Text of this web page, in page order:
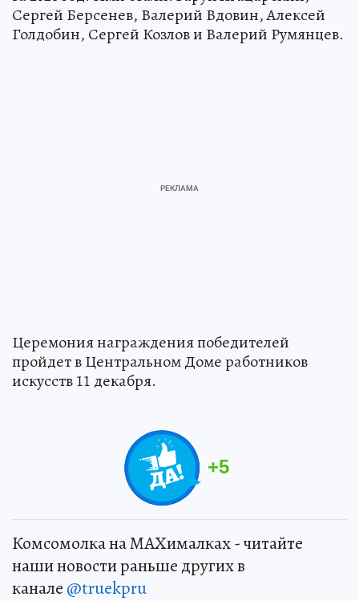
Сергей Берсенев, Валерий Вдовин, Алексей
Голдобин, Сергей Козлов и Валерий Румянцев.
Церемония награждения победителей
пройдет в Центральном Доме работников
искусств 11 декабря.
+5
Комсомолка на MAXималках - читайте
наши новости раньше других в
канале @truekpru